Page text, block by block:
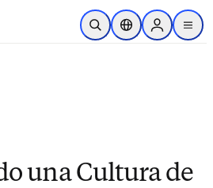
Saltar al contenido principal
Abrir búsqueda
Selector deSign in to
menu
una Cultura de